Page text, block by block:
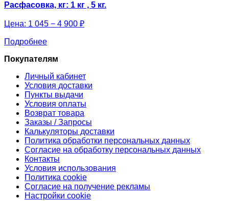
Расфасовка, кг: 1 кг , 5 кг.
Цена: 1 045 − 4 900 ₽
Подробнее
Покупателям
Личный кабинет
Условия доставки
Пункты выдачи
Условия оплаты
Возврат товара
Заказы / Запросы
Калькуляторы доставки
Политика обработки персональных данных
Согласие на обработку персональных данных
Контакты
Условия использования
Политика cookie
Согласие на получение рекламы
Настройки cookie